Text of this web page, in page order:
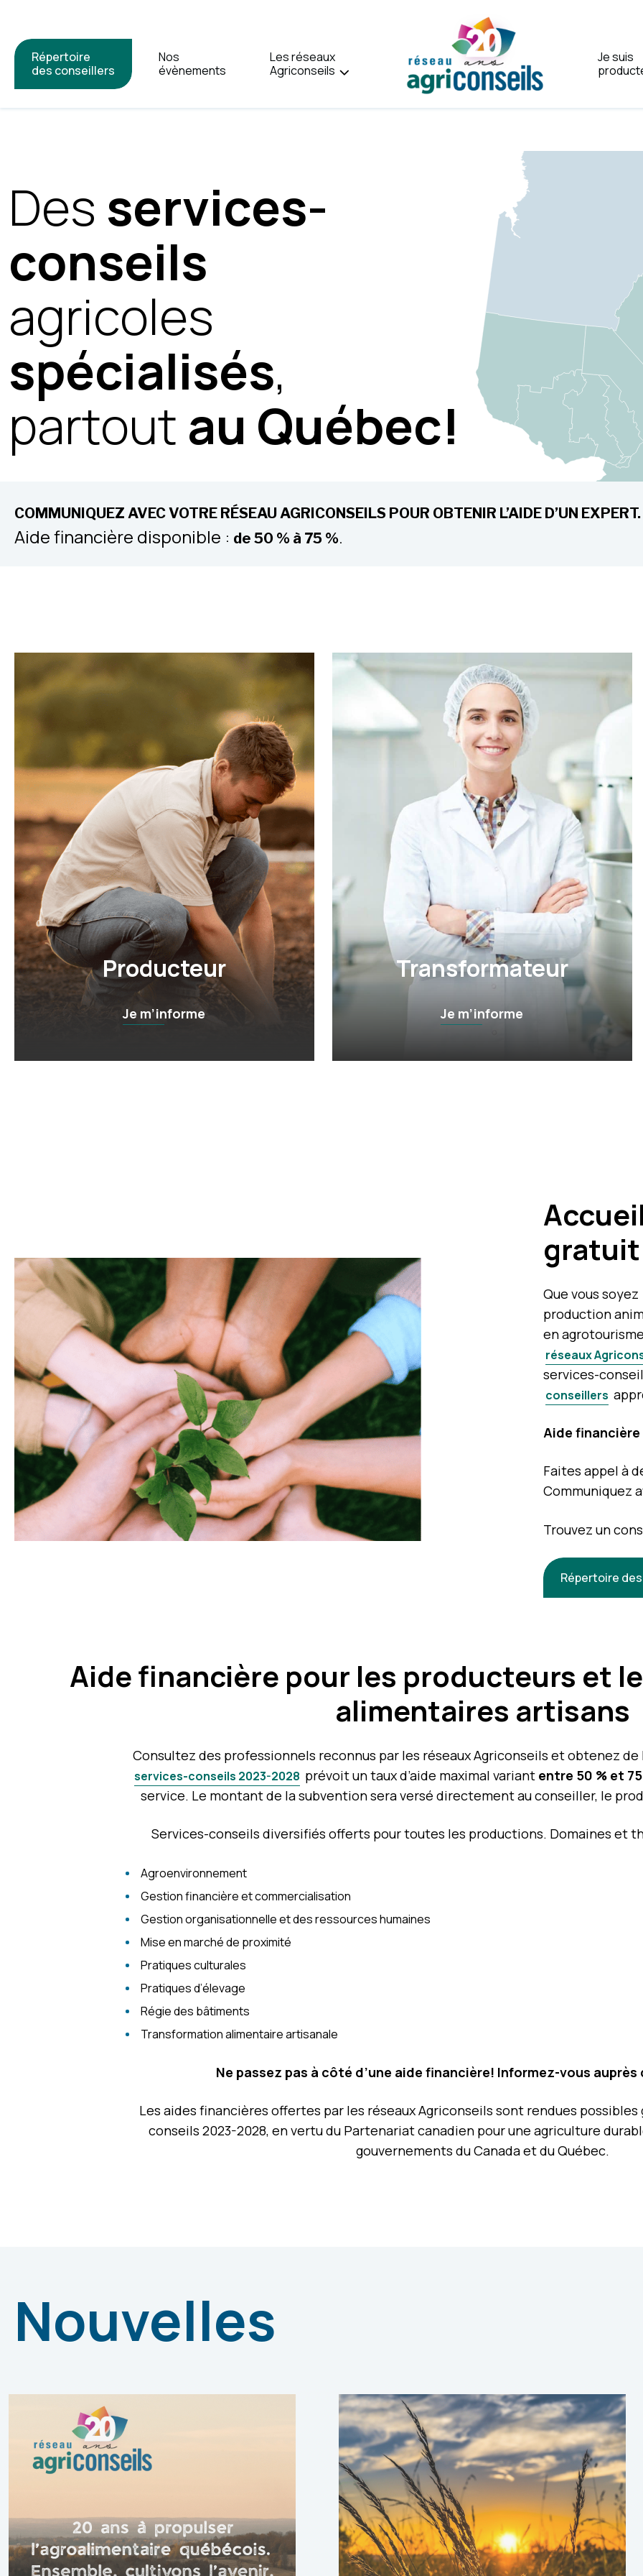
Répertoire
des conseillers
Nos
évènements
Les réseaux
Agriconseils
Je suis
Des services-
conseils
agricoles
spécialisés,
partout au Québec!
COMMUNIQUEZ AVEC VOTRE RÉSEAU AGRICONSEILS POUR OBTENIR L’AIDE D’UN EXPERT.
Aide financière disponible : de 50 % à 75 %.
Producteur
Je m’informe
Transformateur
Je m’informe
gratuit
Que vous soyez
production
en
réseaux
services-
conseillers
Aide financière
Faites appel à
Communiquez
Trouvez un
Répertoire
Aide financière pour les producteurs et
alimentaires artisans
Consultez des professionnels reconnus par les réseaux Agriconseils et obtenez de
services-conseils 2023-2028 prévoit un taux d’aide maximal variant entre 50 % et
service. Le montant de la subvention sera versé directement au conseiller, le
Services-conseils diversifiés offerts pour toutes les productions. Domaines et
Agroenvironnement
Gestion financière et commercialisation
Gestion organisationnelle et des ressources humaines
Mise en marché de proximité
Pratiques culturales
Pratiques d’élevage
Régie des bâtiments
Transformation alimentaire artisanale
Ne passez pas à côté d’une aide financière! Informez-vous auprès
Les aides financières offertes par les réseaux Agriconseils sont rendues possibles
conseils 2023-2028, en vertu du Partenariat canadien pour une agriculture
gouvernements du Canada et du Québec.
Nouvelles